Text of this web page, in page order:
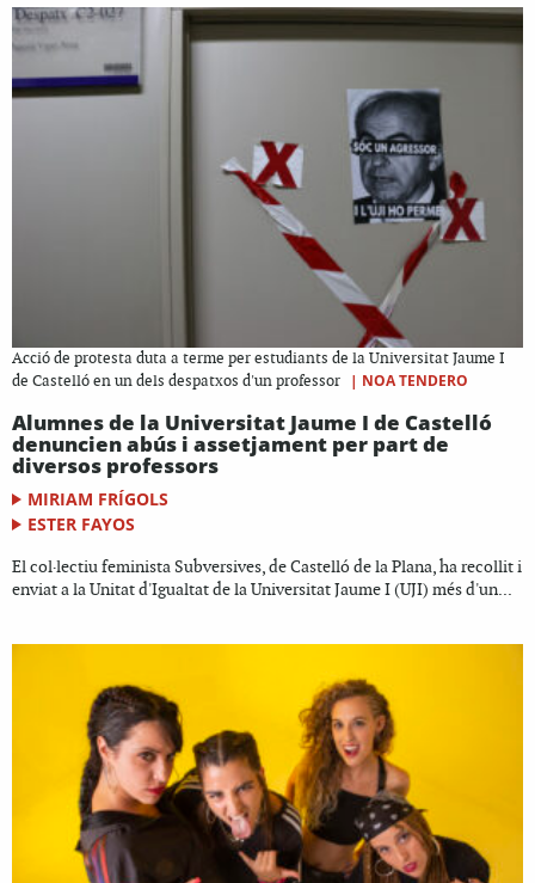
Acció de protesta duta a terme per estudiants de la Universitat Jaume I
de Castelló en un dels despatxos d'un professor
| NOA TENDERO
Alumnes de la Universitat Jaume I de Castelló
denuncien abús i assetjament per part de
diversos professors
MIRIAM FRÍGOLS
ESTER FAYOS
El col·lectiu feminista Subversives, de Castelló de la Plana, ha recollit i
enviat a la Unitat d'Igualtat de la Universitat Jaume I (UJI) més d'un...